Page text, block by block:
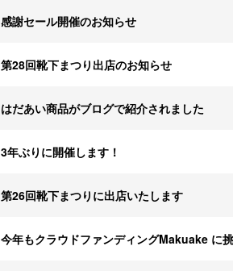
感謝セール開催のお知らせ
第28回靴下まつり出店のお知らせ
はだあい商品がブログで紹介されました
3年ぶりに開催します！
第26回靴下まつりに出店いたします
今年もクラウドファンディングMakuake に